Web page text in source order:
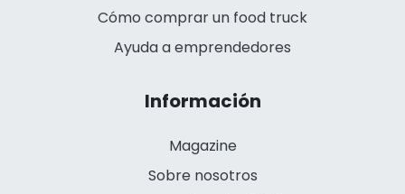
Cómo comprar un food truck
Ayuda a emprendedores
Información
Magazine
Sobre nosotros